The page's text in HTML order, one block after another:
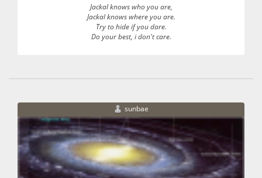
Jackal knows who you are,
Jackal knows where you are.
Try to hide if you dare.
Do your best, i don't care.
sunbae